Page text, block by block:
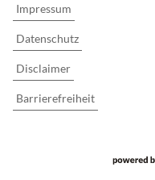
Impressum
Datenschutz
Disclaimer
Barrierefreiheit